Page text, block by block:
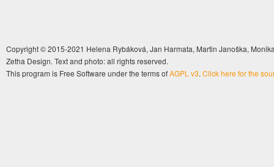
Copyright © 2015-2021 Helena Rybáková, Jan Harmata, Martin Janoška,
Zetha Design. Text and photo: all rights reserved.
This program is Free Software under the terms ofAGPL v3. Click here for the